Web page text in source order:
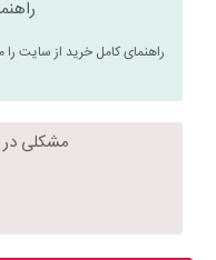
راهنمای کامل خرید از سایت
مشکلی در